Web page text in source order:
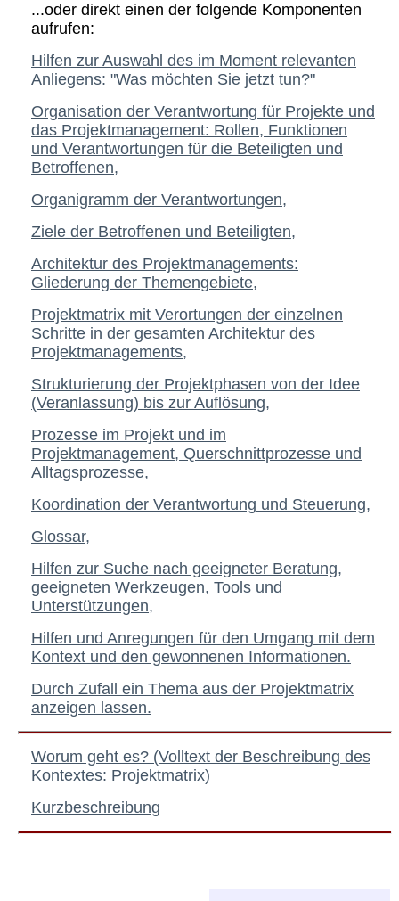
...oder direkt einen der folgende Komponenten
aufrufen:
Hilfen zur Auswahl des im Moment relevanten
Anliegens: "Was möchten Sie jetzt tun?"
Organisation der Verantwortung für Projekte und
das Projektmanagement: Rollen, Funktionen
und Verantwortungen für die Beteiligten und
Betroffenen,
Organigramm der Verantwortungen,
Ziele der Betroffenen und Beteiligten,
Architektur des Projektmanagements:
Gliederung der Themengebiete,
Projektmatrix mit Verortungen der einzelnen
Schritte in der gesamten Architektur des
Projektmanagements,
Strukturierung der Projektphasen von der Idee
(Veranlassung) bis zur Auflösung,
Prozesse im Projekt und im
Projektmanagement, Querschnittprozesse und
Alltagsprozesse,
Koordination der Verantwortung und Steuerung,
Glossar,
Hilfen zur Suche nach geeigneter Beratung,
geeigneten Werkzeugen, Tools und
Unterstützungen,
Hilfen und Anregungen für den Umgang mit dem
Kontext und den gewonnenen Informationen.
Durch Zufall ein Thema aus der Projektmatrix
anzeigen lassen.
Worum geht es? (Volltext der Beschreibung des
Kontextes: Projektmatrix)
Kurzbeschreibung